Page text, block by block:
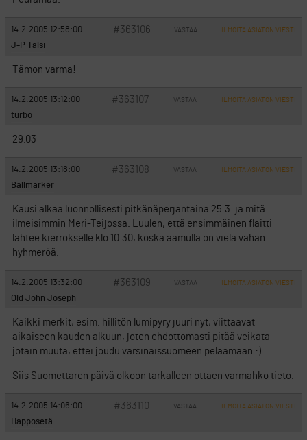
14.2.2005 12:58:00 #363106 VASTAA ILMOITA ASIATON VIESTI
J-P Talsi
Tämon varma!
14.2.2005 13:12:00 #363107 VASTAA ILMOITA ASIATON VIESTI
turbo
29.03
14.2.2005 13:18:00 #363108 VASTAA ILMOITA ASIATON VIESTI
Ballmarker
Kausi alkaa luonnollisesti pitkänäperjantaina 25.3. ja mitä
ilmeisimmin Meri-Teijossa. Luulen, että ensimmäinen flaitti
lähtee kierrokselle klo 10.30, koska aamulla on vielä vähän
hyhmeröä.
14.2.2005 13:32:00 #363109 VASTAA ILMOITA ASIATON VIESTI
Old John Joseph
Kaikki merkit, esim. hillitön lumipyry juuri nyt, viittaavat
aikaiseen kauden alkuun, joten ehdottomasti pitää veikata
jotain muuta, ettei joudu varsinaissuomeen pelaamaan :).
Siis Suomettaren päivä olkoon tarkalleen ottaen varmahko tieto.
14.2.2005 14:06:00 #363110 VASTAA ILMOITA ASIATON VIESTI
Happosetä